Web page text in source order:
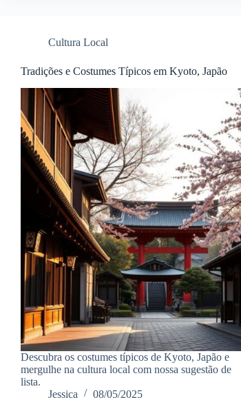
Cultura Local
Tradições e Costumes Típicos em Kyoto, Japão
Descubra os costumes típicos de Kyoto, Japão e
mergulhe na cultura local com nossa sugestão de
lista.
Jessica
08/05/2025